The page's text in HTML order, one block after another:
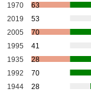
1970
63
2019
53
2005
70
1995
41
1935
28
1992
70
1944
28